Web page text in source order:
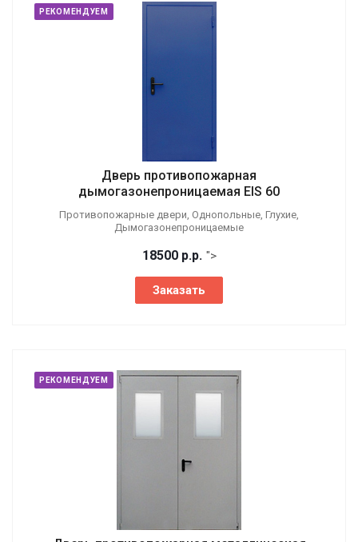
РЕКОМЕНДУЕМ
Дверь противопожарная
дымогазонепроницаемая EIS 60
Противопожарные двери, Однопольные, Глухие,
Дымогазонепроницаемые
18500 р.р. ">
Заказать
РЕКОМЕНДУЕМ